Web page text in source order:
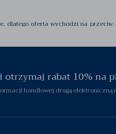
dlatego oferta wychodzi na
z wyrazistym temperamentem i
pieścionkioraz zawieszki. Dużym
zależy od oczekiwań oraz
. W zależności od
rabat 10% na
handlowej drogą elektroniczną